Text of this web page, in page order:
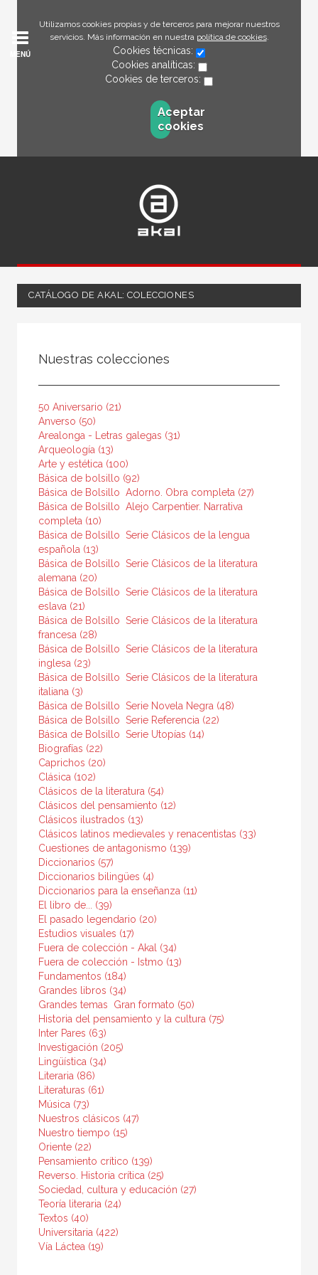
Utilizamos cookies propias y de terceros para mejorar nuestros
servicios. Más información en nuestra política de cookies.
Cookies técnicas:
Cookies analíticas:
Cookies de terceros:
Aceptar
cookies
MENÚ
CATÁLOGO DE AKAL: COLECCIONES
Ciencias humanas y sociales
Lengua y literatura
MATERIAS
Actual
Teatro
Antiguo
Teoría literaria
Moderna
Lingüística
Narrativa
Medieval
General
Historia de la literatura
VER TODAS... (12)
NUESTRAS COLECCIONES
50 Aniversario
Anverso
Arealonga - Letras galegas
Arqueología
Arte y estética
Básica de bolsillo
Básica de Bolsillo  Adorno. Obra completa
Básica de Bolsillo  Alejo Carpentier. Narrativa completa
Básica de Bolsillo  Serie Clásicos de la lengua española
Básica de Bolsillo  Serie Clásicos de la literatura alemana
VER TODAS... (53)
NUESTROS FORMATOS
Cartoné
Ebook
Ebook
Papel
Rústica
Nuestras colecciones
50 Aniversario (21)
Anverso (50)
Arealonga - Letras galegas (31)
Arqueología (13)
Arte y estética (100)
Básica de bolsillo (92)
Básica de Bolsillo  Adorno. Obra completa (27)
Básica de Bolsillo  Alejo Carpentier. Narrativa
completa (10)
Básica de Bolsillo  Serie Clásicos de la lengua
española (13)
Básica de Bolsillo  Serie Clásicos de la literatura
alemana (20)
Básica de Bolsillo  Serie Clásicos de la literatura
eslava (21)
Básica de Bolsillo  Serie Clásicos de la literatura
francesa (28)
Básica de Bolsillo  Serie Clásicos de la literatura
inglesa (23)
Básica de Bolsillo  Serie Clásicos de la literatura
italiana (3)
Básica de Bolsillo  Serie Novela Negra (48)
Básica de Bolsillo  Serie Referencia (22)
Básica de Bolsillo  Serie Utopías (14)
Biografías (22)
Caprichos (20)
Clásica (102)
Clásicos de la literatura (54)
Clásicos del pensamiento (12)
Clásicos ilustrados (13)
Clásicos latinos medievales y renacentistas (33)
Cuestiones de antagonismo (139)
Diccionarios (57)
Diccionarios bilingües (4)
Diccionarios para la enseñanza (11)
El libro de... (39)
El pasado legendario (20)
Estudios visuales (17)
Fuera de colección - Akal (34)
Fuera de colección - Istmo (13)
Fundamentos (184)
Grandes libros (34)
Grandes temas  Gran formato (50)
Historia del pensamiento y la cultura (75)
Inter Pares (63)
Investigación (205)
Lingüística (34)
Literaria (86)
Literaturas (61)
Música (73)
Nuestros clásicos (47)
Nuestro tiempo (15)
Oriente (22)
Pensamiento crítico (139)
Reverso. Historia crítica (25)
Sociedad, cultura y educación (27)
Teoría literaria (24)
Textos (40)
Universitaria (422)
Vía Láctea (19)